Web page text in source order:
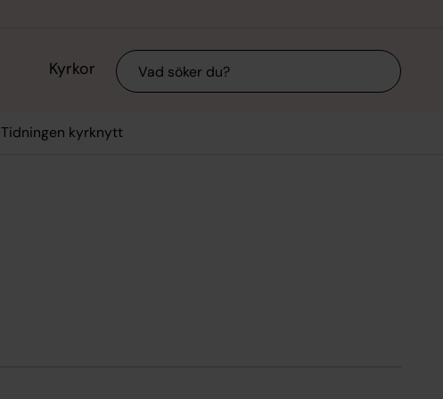
Kyrkor Sök
Tidningen kyrknytt